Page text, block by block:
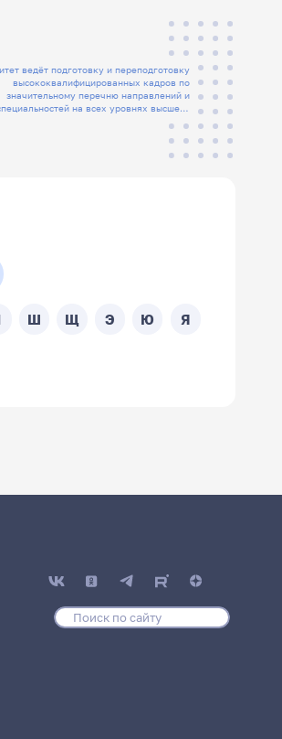
ведёт подготовку и переподготовку
высококвалифицированных кадров по
значительному перечню направлений и
на всех уровнях высшего
Ш Щ Э Ю Я